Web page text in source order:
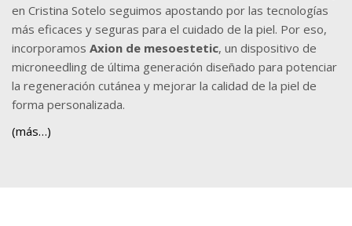
en Cristina Sotelo seguimos apostando por las tecnologías
más eficaces y seguras para el cuidado de la piel. Por eso,
incorporamos Axion de mesoestetic, un dispositivo de
microneedling de última generación diseñado para potenciar
la regeneración cutánea y mejorar la calidad de la piel de
forma personalizada.
(más…)